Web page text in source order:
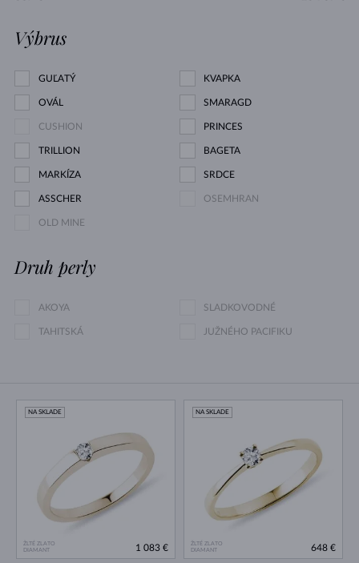
Výbrus
GUĽATÝ KVAPKA
OVÁL SMARAGD
CUSHION PRINCES
TRILLION BAGETA
MARKÍZA SRDCE
ASSCHER OSEMHRAN
OLD MINE
Druh perly
AKOYA SLADKOVODNÉ
TAHITSKÁ JUŽNÉHO PACIFIKU
ŽLTÉ ZLATO
DIAMANT
NA SKLADE
1 083 €
ŽLTÉ ZLATO
DIAMANT
NA SKLADE
648 €